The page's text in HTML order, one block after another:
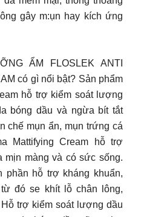
gây m:ụn hay kích ứng
ẨM FLOSLEK ANTI
có gì nổi bật? Sản phẩm
hỗ trợ kiểm soát lượng
bóng dầu và ngừa bít tắt
chế mụn ẩn, mụn trứng cá
Mattifying Cream hỗ trợ
màng và có sức sống.
phần hỗ trợ kháng khuẩn,
đó se khít lỗ chân lông,
trợ kiểm soát lượng dầu